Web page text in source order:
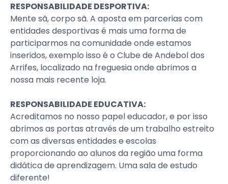
RESPONSABILIDADE DESPORTIVA:
Mente sã, corpo sã. A aposta em parcerias com
entidades desportivas é mais uma forma de
participarmos na comunidade onde estamos
inseridos, exemplo isso é o Clube de Andebol dos
Arrifes, localizado na freguesia onde abrimos a
nossa mais recente loja.
RESPONSABILIDADE EDUCATIVA:
Acreditamos no nosso papel educador, e por isso
abrimos as portas através de um trabalho estreito
com as diversas entidades e escolas
proporcionando ao alunos da região uma forma
didática de aprendizagem. Uma sala de estudo
diferente!